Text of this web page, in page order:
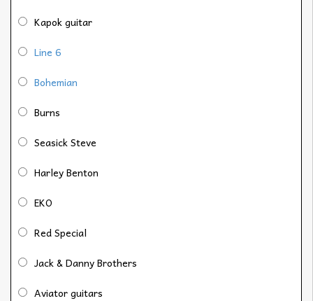
Kapok guitar
Line 6
Bohemian
Burns
Seasick Steve
Harley Benton
EKO
Red Special
Jack & Danny Brothers
Aviator guitars